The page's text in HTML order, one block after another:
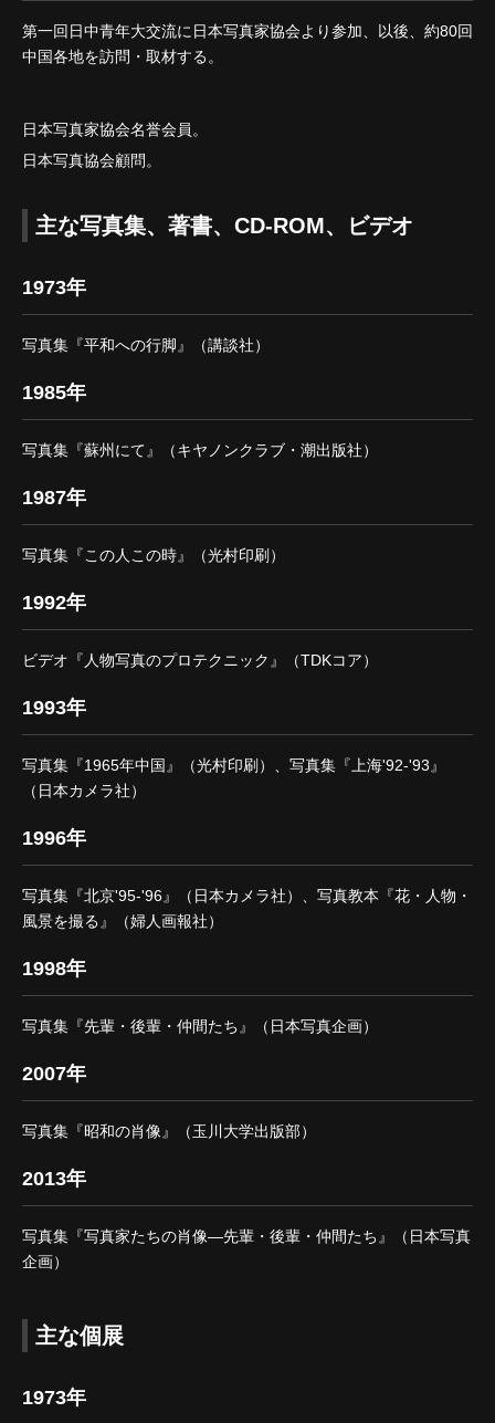
第一回日中青年大交流に日本写真家協会より参加、以後、約80回
中国各地を訪問・取材する。
日本写真家協会名誉会員。
日本写真協会顧問。
主な写真集、著書、CD-ROM、ビデオ
1973年
写真集『平和への行脚』（講談社）
1985年
写真集『蘇州にて』（キヤノンクラブ・潮出版社）
1987年
写真集『この人この時』（光村印刷）
1992年
ビデオ『人物写真のプロテクニック』（TDKコア）
1993年
写真集『1965年中国』（光村印刷）、写真集『上海'92-'93』
（日本カメラ社）
1996年
写真集『北京'95-'96』（日本カメラ社）、写真教本『花・人物・
風景を撮る』（婦人画報社）
1998年
写真集『先輩・後輩・仲間たち』（日本写真企画）
2007年
写真集『昭和の肖像』（玉川大学出版部）
2013年
写真集『写真家たちの肖像―先輩・後輩・仲間たち』（日本写真
企画）
主な個展
1973年